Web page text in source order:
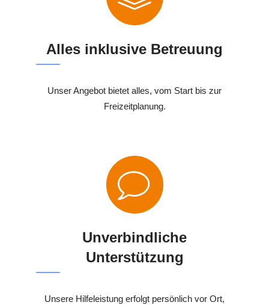
Alles inklusive Betreuung
Unser Angebot bietet alles, vom Start bis zur
Freizeitplanung.
Unverbindliche
Unterstützung
Unsere Hilfeleistung erfolgt persönlich vor Ort,